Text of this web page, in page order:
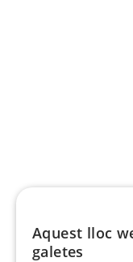
Aquest lloc
galetes